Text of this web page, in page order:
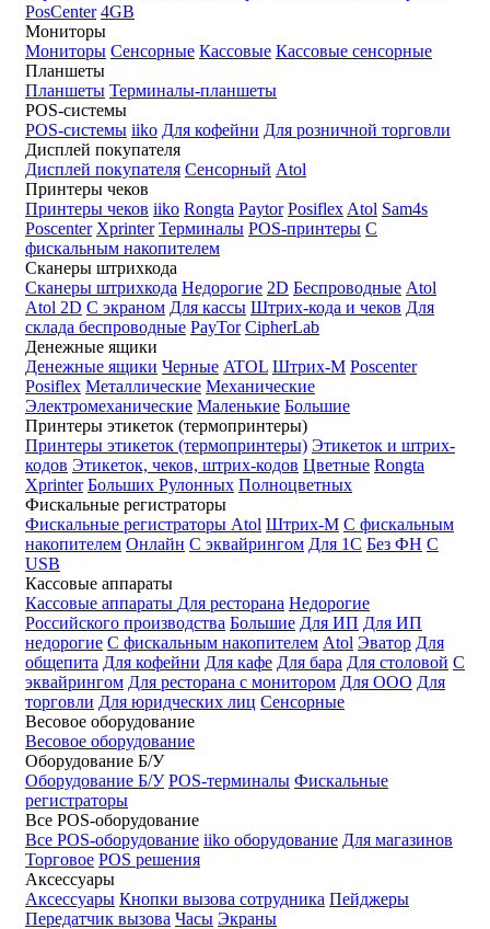
PosCenter 4GB
Мониторы
Мониторы Сенсорные Кассовые Кассовые сенсорные
Планшеты
Планшеты Терминалы-планшеты
POS-системы
POS-системы iiko Для кофейни Для розничной торговли
Дисплей покупателя
Дисплей покупателя Сенсорный Atol
Принтеры чеков
Принтеры чеков iiko Rongta Paytor Posiflex Atol Sam4s
Poscenter Xprinter Терминалы POS-принтеры С
фискальным накопителем
Сканеры штрихкода
Сканеры штрихкода Недорогие 2D Беспроводные Atol
Atol 2D С экраном Для кассы Штрих-кода и чеков Для
склада беспроводные PayTor CipherLab
Денежные ящики
Денежные ящики Черные ATOL Штрих-М Poscenter
Posiflex Металлические Механические
Электромеханические Маленькие Большие
Принтеры этикеток (термопринтеры)
Принтеры этикеток (термопринтеры) Этикеток и штрих-
кодов Этикеток, чеков, штрих-кодов Цветные Rongta
Xprinter Больших Рулонных Полноцветных
Фискальные регистраторы
Фискальные регистраторы Atol Штрих-М С фискальным
накопителем Онлайн С эквайрингом Для 1С Без ФН С
USB
Кассовые аппараты
Кассовые аппараты Для ресторана Недорогие
Российского производства Большие Для ИП Для ИП
недорогие С фискальным накопителем Atol Эватор Для
общепита Для кофейни Для кафе Для бара Для столовой С
эквайрингом Для ресторана с монитором Для ООО Для
торговли Для юридческих лиц Сенсорные
Весовое оборудование
Весовое оборудование
Оборудование Б/У
Оборудование Б/У POS-терминалы Фискальные
регистраторы
Все POS-оборудование
Все POS-оборудование iiko оборудование Для магазинов
Торговое POS решения
Аксессуары
Аксессуары Кнопки вызова сотрудника Пейджеры
Передатчик вызова Часы Экраны